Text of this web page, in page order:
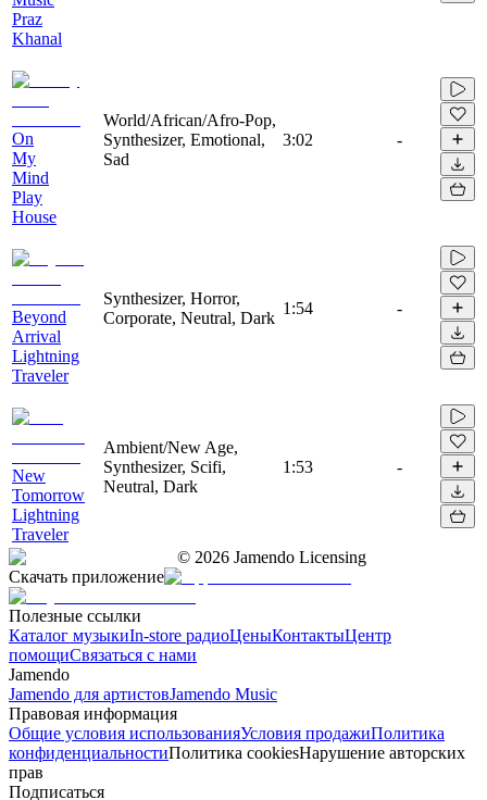
Praz
Khanal
On
My
Mind
Play
House
World/African/Afro-Pop,
Synthesizer, Emotional,
Sad
3:02 -
Beyond
Arrival
Lightning
Traveler
Synthesizer, Horror,
Corporate, Neutral, Dark
1:54 -
New
Tomorrow
Lightning
Traveler
Ambient/New Age,
Synthesizer, Scifi,
Neutral, Dark
1:53 -
© 2026 Jamendo Licensing
Скачать приложение
Полезные ссылки
Каталог музыкиIn-store радиоЦеныКонтактыЦентр
помощиСвязаться с нами
Jamendo
Jamendo для артистовJamendo Music
Правовая информация
Общие условия использованияУсловия продажиПолитика
конфиденциальностиПолитика cookiesНарушение авторских
прав
Подписаться